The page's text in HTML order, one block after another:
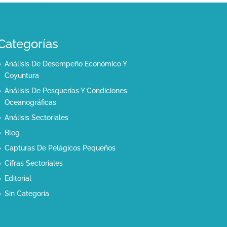
Análisis De Desempeño Económico Y
Coyuntura
Análisis De Pesquerías Y Condiciones
Oceanográficas
Análisis Sectoriales
Blog
Capturas De Pelágicos Pequeños
Cifras Sectoriales
Editorial
Sin Categoría